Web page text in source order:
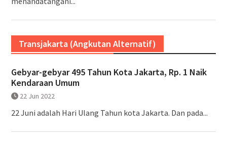
Transjakarta (Angkutan Alternatif)
Gebyar-gebyar 495 Tahun Kota Jakarta, Rp. 1 Naik
Kendaraan Umum
22 Jun 2022
22 Juni adalah Hari Ulang Tahun kota Jakarta. Dan pada...